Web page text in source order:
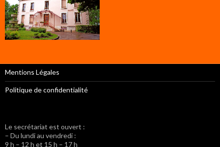
Mentions Légales
Politique de confidentialité
Le secrétariat est ouvert :
– Du lundi au vendredi :
9 h – 12 h et 15 h – 17 h